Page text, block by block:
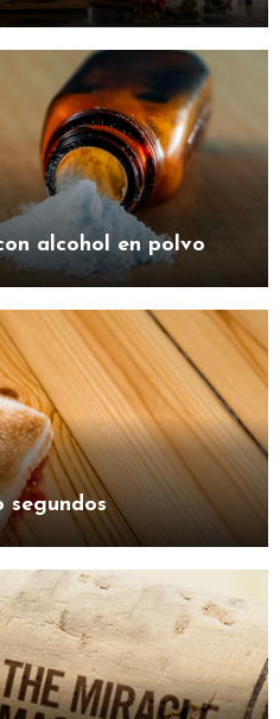
alcohol en polvo
segundos